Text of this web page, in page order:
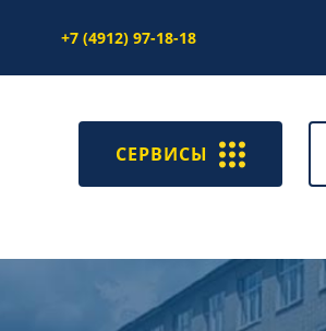
+7 (4912) 97-18-18
СЕРВИСЫ